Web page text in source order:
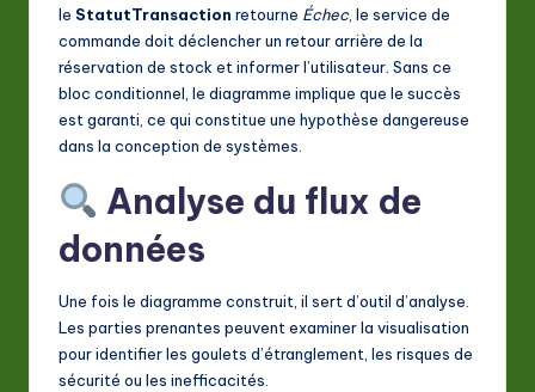
le StatutTransaction retourne Échec, le service de
commande doit déclencher un retour arrière de la
réservation de stock et informer l’utilisateur. Sans ce
bloc conditionnel, le diagramme implique que le succès
est garanti, ce qui constitue une hypothèse dangereuse
dans la conception de systèmes.
Analyse du flux de
données
Une fois le diagramme construit, il sert d’outil d’analyse.
Les parties prenantes peuvent examiner la visualisation
pour identifier les goulets d’étranglement, les risques de
sécurité ou les inefficacités.